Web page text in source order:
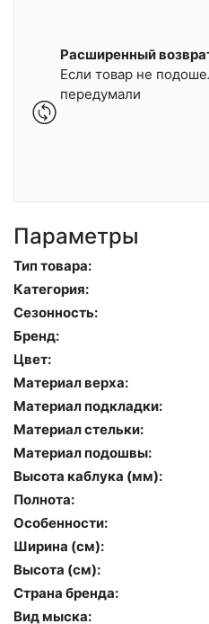
Расширенный
Если товар не
передумали
Параметры
Тип товара:
Категория:
Сезонность:
Бренд:
Цвет:
Материал верха:
Материал подкладки:
Материал стельки:
Материал подошвы:
Высота каблука (мм):
Полнота:
Особенности:
Ширина (см):
Высота (cм):
Страна бренда:
Вид мыска: